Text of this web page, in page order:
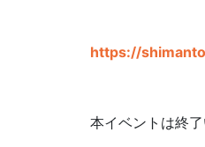
https://
本イベントは終